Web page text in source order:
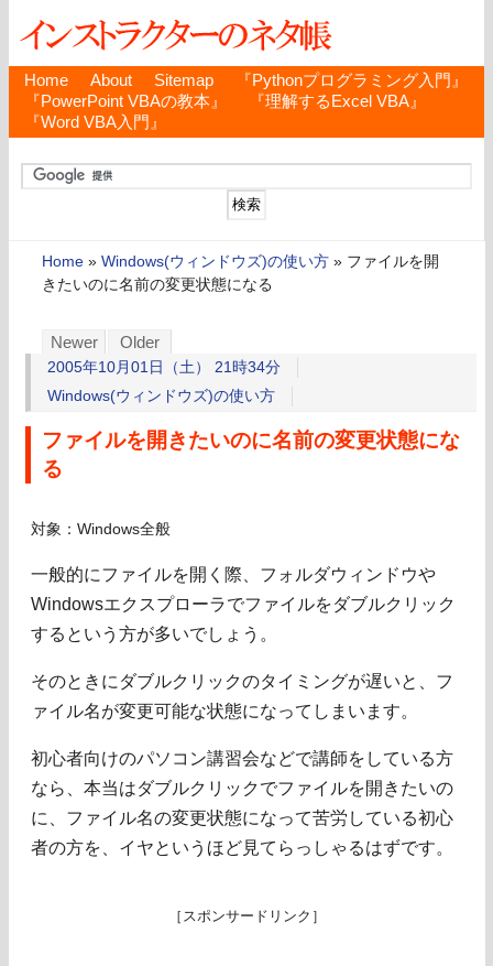
Home About Sitemap
『Pythonプログラミング入門』
『PowerPoint VBAの教本』
『理解するExcel VBA』
『Word VBA入門』
Home » Windows(ウィンドウズ)の使い方 » ファイルを開
きたいのに名前の変更状態になる
Newer Older
2005年10月01日（土） 21時34分
Windows(ウィンドウズ)の使い方
ファイルを開きたいのに名前の変更状態にな
る
対象：Windows全般
一般的にファイルを開く際、フォルダウィンドウや
Windowsエクスプローラでファイルをダブルクリック
するという方が多いでしょう。
そのときにダブルクリックのタイミングが遅いと、フ
ァイル名が変更可能な状態になってしまいます。
初心者向けのパソコン講習会などで講師をしている方
なら、本当はダブルクリックでファイルを開きたいの
に、ファイル名の変更状態になって苦労している初心
者の方を、イヤというほど見てらっしゃるはずです。
［スポンサードリンク］